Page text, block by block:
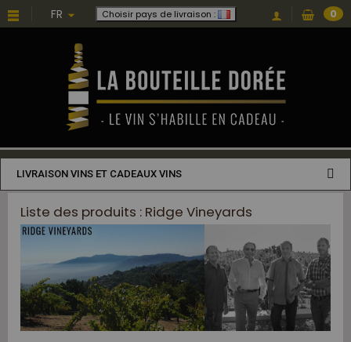
FR Choisir pays de livraison : 0
LIVRAISON VINS ET CADEAUX VINS
Liste des produits : Ridge Vineyards